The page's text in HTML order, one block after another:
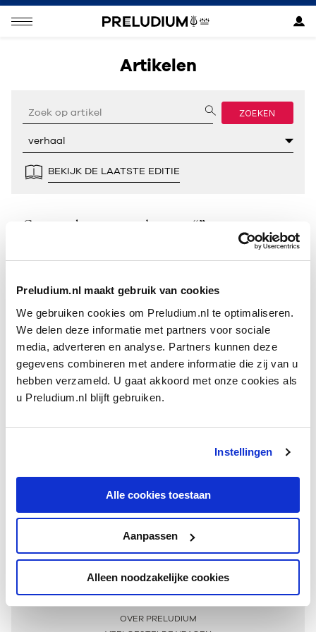
Preludium.nl maakt gebruik van cookies
We gebruiken cookies om Preludium.nl te optimaliseren.
We delen deze informatie met partners voor sociale
media, adverteren en analyse. Partners kunnen deze
gegevens combineren met andere informatie die zij van u
hebben verzameld. U gaat akkoord met onze cookies als
u Preludium.nl blijft gebruiken.
Instellingen
Alle cookies toestaan
Aanpassen
Alleen noodzakelijke cookies
Artikelen
ZOEKEN
BEKIJK DE LAATSTE EDITIE
Geen resultaten gevonden voor “”.
Meer informatie
OVER PRELUDIUM